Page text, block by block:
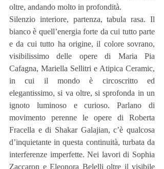
oltre, andando molto in profondità.
Silenzio interiore, partenza, tabula rasa. Il
bianco è quell’energia forte da cui tutto parte
e da cui tutto ha origine, il colore sovrano,
visibilissimo delle opere di Maria Pia
Cafagna, Mariella Sellitri e Atipica Ceramic,
in cui il mondo è circoscritto ed
elegantissimo, si va oltre, si sprofonda in un
ignoto luminoso e curioso. Parlano di
movimento perenne le opere di Roberta
Fracella e di Shakar Galajian, c’è qualcosa
d’inquietante in questa continuità, turbata da
interferenze imperfette. Nei lavori di Sophia
Zaccaron e Eleonora Belelli oltre il visibile